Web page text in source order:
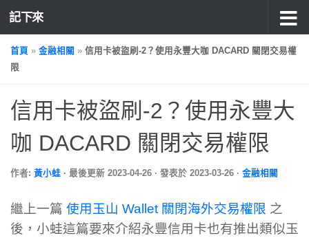
記下來
首頁 » 金融相關 » 信用卡被盜刷-2？使用永豐大咖 DACARD 關閉交易權
限
信用卡被盜刷-2？使用永豐大
咖 DACARD 關閉交易權限
作者: 黃小蛙 · 最後更新 2023-04-26 · 發表於 2023-03-26 · 金融相關
繼上一篇 使用玉山 Wallet 關閉海外交易權限 之
後，小蛙這篇要來介紹永豐信用卡也有推出類似玉